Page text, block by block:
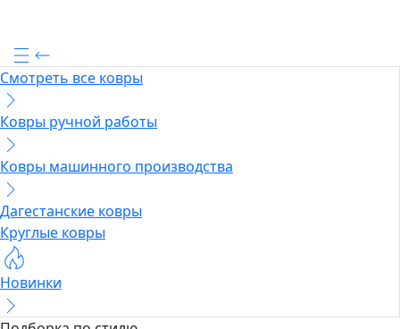
Смотреть все ковры
Ковры ручной работы
Ковры машинного производства
Дагестанские ковры
Круглые ковры
Новинки